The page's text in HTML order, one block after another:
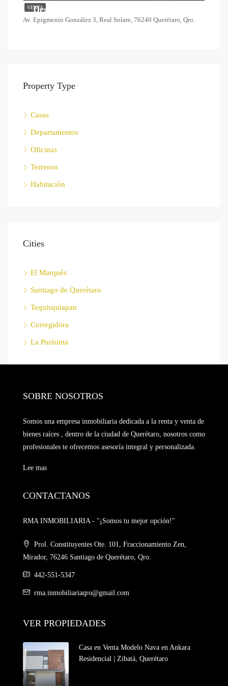
VENTA
Desde $1,378,000
Av. Epigmenio González 3, Real Solare, 76240 Querétaro, Qro.
Property Type
Casas
Departamentos
Oficinas
Terrenos
Habitación
Cities
El Marqués
Santiago de Querétaro
Tequisquiapan
Corregidora
La Purísima
SOBRE NOSOTROS
Somos una empresa inmobiliaria dedicada a la renta y venta de
bienes raíces , dentro de la ciudad de Querétaro, nosotros como
profesionales te ofrecemos asesoría integral y personalizada.
Lee mas
CONTACTANOS
RMA INMOBILIARIA - "¡Somos tu mejor opción!"
Prol. Constituyentes Ote. 101, Fraccionamiento Zen,
Mirador, 76246 Santiago de Querétaro, Qro.
442-551-5347
rma.inmobiliariaqro@gmail.com
VER PROPIEDADES
Casa en Venta Modelo Nava en Ankara
Residencial | Zibatá, Querétaro